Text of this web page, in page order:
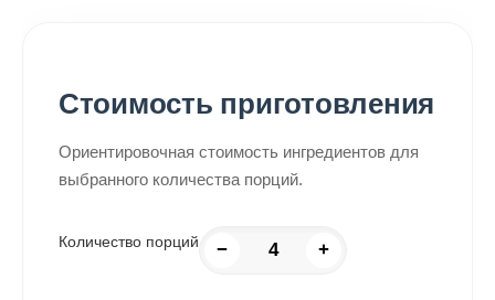
Стоимость приготовления
Ориентировочная стоимость ингредиентов для
выбранного количества порций.
Количество порций − +